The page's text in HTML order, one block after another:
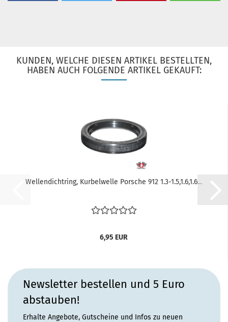
KUNDEN, WELCHE DIESEN ARTIKEL BESTELLTEN,
HABEN AUCH FOLGENDE ARTIKEL GEKAUFT:
Wellendichtring, Kurbelwelle Porsche 912 1.3-1.5,1.6,1.6...
6,95 EUR
Newsletter bestellen und 5 Euro
abstauben!
Erhalte Angebote, Gutscheine und Infos zu neuen